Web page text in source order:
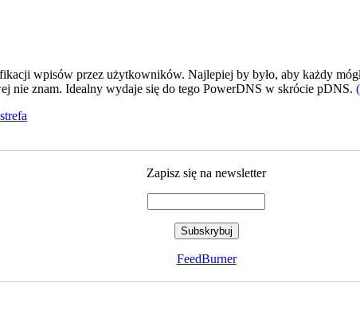
wpisów przez użytkowników. Najlepiej by było, aby każdy
nie znam. Idealny wydaje się do tego PowerDNS w skrócie pDNS.
strefa
Zapisz się na newsletter
FeedBurner